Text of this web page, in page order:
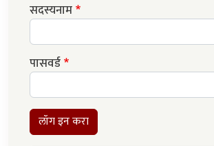
सदस्यनाम
पासवर्ड
लॉग इन करा